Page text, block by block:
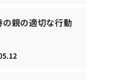
親の適切な行動